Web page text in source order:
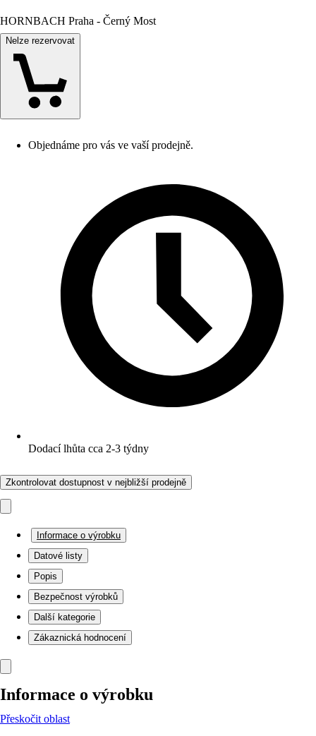
HORNBACH Praha - Černý Most
Nelze rezervovat
Objednáme pro vás ve vaší prodejně.
Dodací lhůta cca 2-3 týdny
Zkontrolovat dostupnost v nejbližší prodejně
Informace o výrobku
Datové listy
Popis
Bezpečnost výrobků
Další kategorie
Zákaznická hodnocení
Informace o výrobku
Přeskočit oblast